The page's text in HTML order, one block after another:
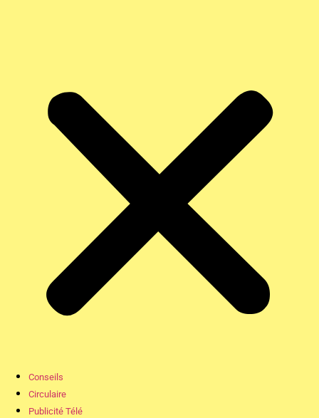
Conseils
Circulaire
Publicité Télé